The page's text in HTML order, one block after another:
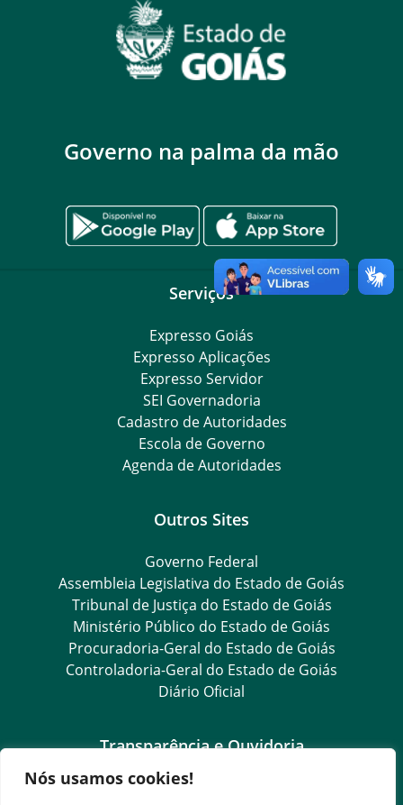
Nós usamos cookies!
Governo na palma da mão
Serviços
Expresso Goiás
Expresso Aplicações
Expresso Servidor
SEI Governadoria
Cadastro de Autoridades
Escola de Governo
Agenda de Autoridades
Outros Sites
Governo Federal
Assembleia Legislativa do Estado de Goiás
Tribunal de Justiça do Estado de Goiás
Ministério Público do Estado de Goiás
Procuradoria-Geral do Estado de Goiás
Controladoria-Geral do Estado de Goiás
Diário Oficial
Transparência e Ouvidoria
LGPD